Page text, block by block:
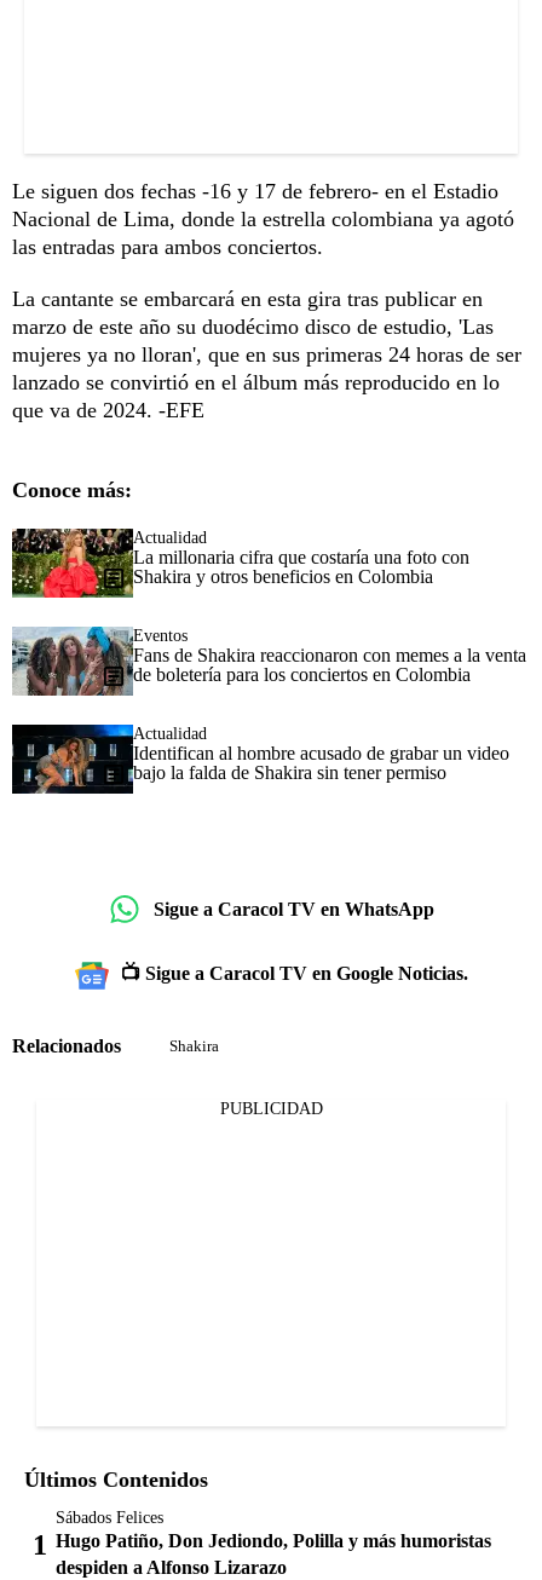
Le siguen dos fechas -16 y 17 de febrero- en el Estadio
Nacional de Lima, donde la estrella colombiana ya agotó
las entradas para ambos conciertos.
La cantante se embarcará en esta gira tras publicar en
marzo de este año su duodécimo disco de estudio, 'Las
mujeres ya no lloran', que en sus primeras 24 horas de ser
lanzado se convirtió en el álbum más reproducido en lo
que va de 2024. -EFE
Conoce más:
Actualidad
La millonaria cifra que costaría una foto con
Shakira y otros beneficios en Colombia
Eventos
Fans de Shakira reaccionaron con memes a la venta
de boletería para los conciertos en Colombia
Actualidad
Identifican al hombre acusado de grabar un video
bajo la falda de Shakira sin tener permiso
Sigue a Caracol TV en WhatsApp
📺 Sigue a Caracol TV en Google Noticias.
Relacionados Shakira
PUBLICIDAD
Últimos Contenidos
Sábados Felices
Hugo Patiño, Don Jediondo, Polilla y más humoristas
despiden a Alfonso Lizarazo